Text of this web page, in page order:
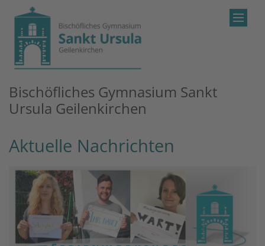
Zum Inhalt springen
Bischöfliches Gymnasium Sankt
Ursula Geilenkirchen
Aktuelle Nachrichten